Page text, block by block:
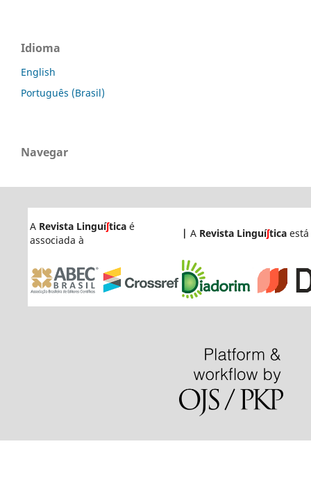
Idioma
English
Português (Brasil)
Navegar
A Revista Linguíʃticaé
associada à
| A Revista Linguíʃticaestá